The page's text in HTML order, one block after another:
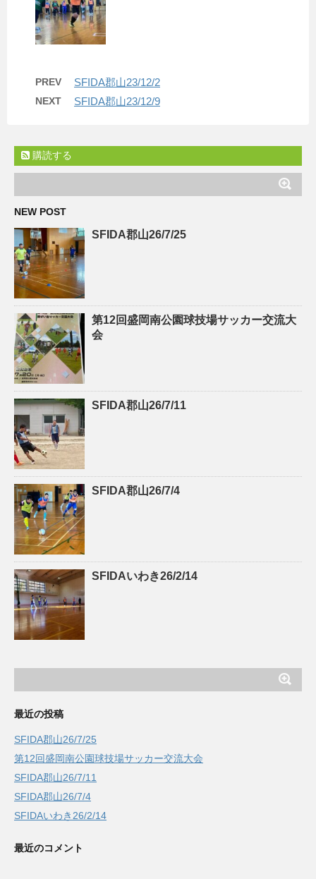
PREV SFIDA郡山23/12/2
NEXT SFIDA郡山23/12/9
購読する
NEW POST
SFIDA郡山26/7/25
第12回盛岡南公園球技場サッカー交流大
会
SFIDA郡山26/7/11
SFIDA郡山26/7/4
SFIDAいわき26/2/14
最近の投稿
SFIDA郡山26/7/25
第12回盛岡南公園球技場サッカー交流大会
SFIDA郡山26/7/11
SFIDA郡山26/7/4
SFIDAいわき26/2/14
最近のコメント